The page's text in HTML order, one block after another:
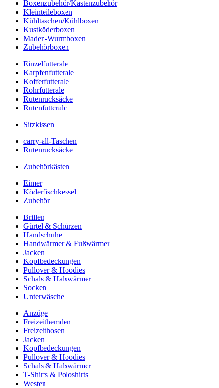
Boxenzubehör/Kastenzubehör
Kleinteileboxen
Kühltaschen/Kühlboxen
Kustköderboxen
Maden-Wurmboxen
Zubehörboxen
Einzelfutterale
Karpfenfutterale
Kofferfutterale
Rohrfutterale
Rutenrucksäcke
Rutenfutterale
Sitzkissen
carry-all-Taschen
Rutenrucksäcke
Zubehörkästen
Eimer
Köderfischkessel
Zubehör
Brillen
Gürtel & Schürzen
Handschuhe
Handwärmer & Fußwärmer
Jacken
Kopfbedeckungen
Pullover & Hoodies
Schals & Halswärmer
Socken
Unterwäsche
Anzüge
Freizeithemden
Freizeithosen
Jacken
Kopfbedeckungen
Pullover & Hoodies
Schals & Halswärmer
T-Shirts & Poloshirts
Westen